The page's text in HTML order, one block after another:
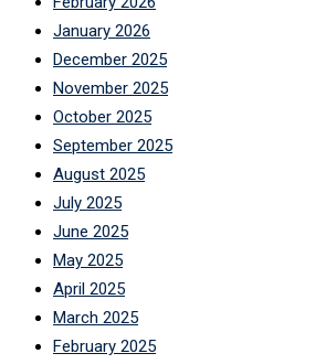
January 2026
December 2025
November 2025
October 2025
September 2025
August 2025
July 2025
June 2025
May 2025
April 2025
March 2025
February 2025